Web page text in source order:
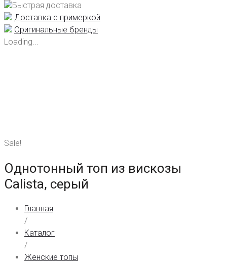
Быстрая доставка
Доставка с примеркой
Оригинальные бренды
Loading...
Sale!
Однотонный топ из вискозы
Calista, серый
Главная
/
Каталог
/
Женские топы